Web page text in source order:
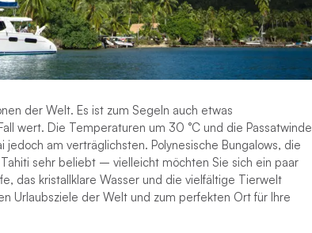
der Welt. Es ist zum Segeln auch etwas
wert. Die Temperaturen um 30 °C und die Passatwinde
am verträglichsten. Polynesische Bungalows, die
sehr beliebt – vielleicht möchten Sie sich ein paar
das kristallklare Wasser und die vielfältige Tierwelt
Urlaubsziele der Welt und zum perfekten Ort für Ihre